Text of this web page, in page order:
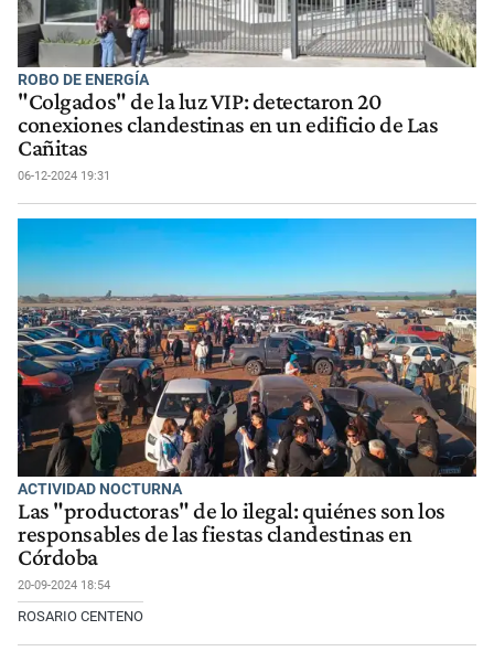
ROBO DE ENERGÍA
"Colgados" de la luz VIP: detectaron 20
conexiones clandestinas en un edificio de Las
Cañitas
06-12-2024 19:31
ACTIVIDAD NOCTURNA
Las "productoras" de lo ilegal: quiénes son los
responsables de las fiestas clandestinas en
Córdoba
20-09-2024 18:54
ROSARIO CENTENO